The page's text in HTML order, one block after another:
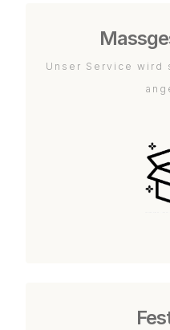
Unser Service wird